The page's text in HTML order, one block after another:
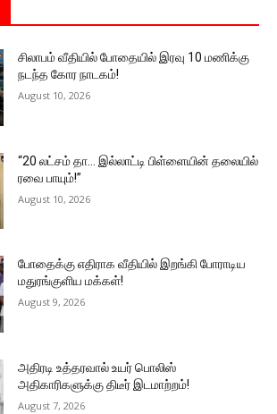
சிலாபம் வீதியில் போதையில் இரவு 10 மணிக்கு
நடந்த கோர நாடகம்!
August 10, 2026
“20 லட்சம் தா… இல்லாட்டி பிள்ளையின் தலையில்
ரவை பாயும்!”
August 10, 2026
போதைக்கு எதிராக வீதியில் இறங்கி போராடிய
மதுரங்குளிய மக்கள்!
August 9, 2026
அதிரடி உத்தரவால் உயர் பொலிஸ்
அதிகாரிகளுக்கு திடீர் இடமாற்றம்!
August 7, 2026